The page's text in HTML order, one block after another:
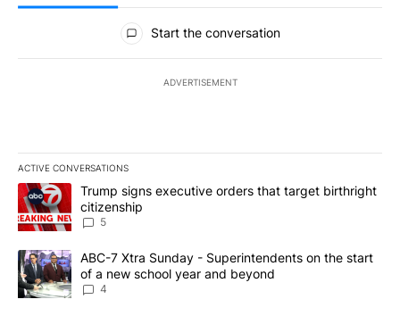
All Comments
Start the conversation
ADVERTISEMENT
ACTIVE CONVERSATIONS
The following is a list of the most commented articles in the last
A trending article titled "Trump signs executive orders that
Trump signs executive orders that target birthright
citizenship
5
A trending article titled "ABC-7 Xtra Sunday - Superintendents
ABC-7 Xtra Sunday - Superintendents on the start
of a new school year and beyond
4